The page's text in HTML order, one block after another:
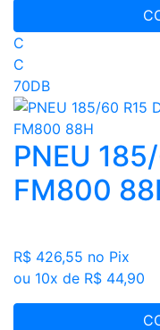
C
C
70DB
PNEU
FM800
R$ 426,55 no Pix
ou 10x de R$ 44,90